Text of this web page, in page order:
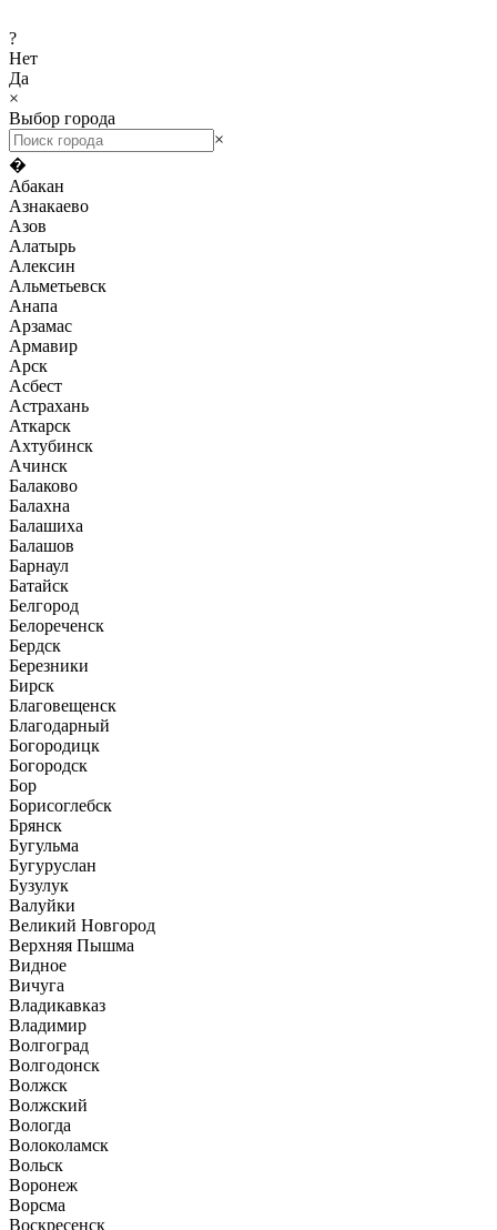
?
Нет
Да
×
Выбор города
×
�
Абакан
Азнакаево
Азов
Алатырь
Алексин
Альметьевск
Анапа
Арзамас
Армавир
Арск
Асбест
Астрахань
Аткарск
Ахтубинск
Ачинск
Балаково
Балахна
Балашиха
Балашов
Барнаул
Батайск
Белгород
Белореченск
Бердск
Березники
Бирск
Благовещенск
Благодарный
Богородицк
Богородск
Бор
Борисоглебск
Брянск
Бугульма
Бугуруслан
Бузулук
Валуйки
Великий Новгород
Верхняя Пышма
Видное
Вичуга
Владикавказ
Владимир
Волгоград
Волгодонск
Волжск
Волжский
Вологда
Волоколамск
Вольск
Воронеж
Ворсма
Воскресенск